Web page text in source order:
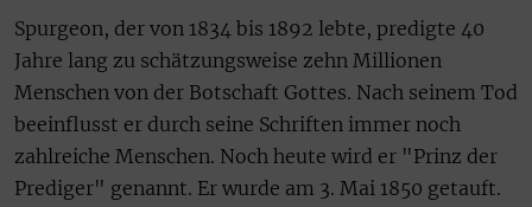
Spurgeon, der von 1834 bis 1892 lebte, predigte 40
Jahre lang zu schätzungsweise zehn Millionen
Menschen von der Botschaft Gottes. Nach seinem Tod
beeinflusst er durch seine Schriften immer noch
zahlreiche Menschen. Noch heute wird er "Prinz der
Prediger" genannt. Er wurde am 3. Mai 1850 getauft.